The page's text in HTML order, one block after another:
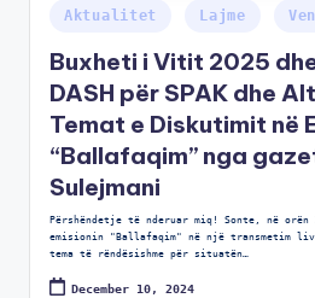
Aktualitet Lajme
Buxheti i Vitit 2025
DASH për SPAK dhe
Temat e Diskutimit në
“Ballafaqim” nga
Sulejmani
Përshëndetje të nderuar miq! Sonte, në
emisionin "Ballafaqim" në një transmetim
tema të rëndësishme për situatën…
December 10, 2024